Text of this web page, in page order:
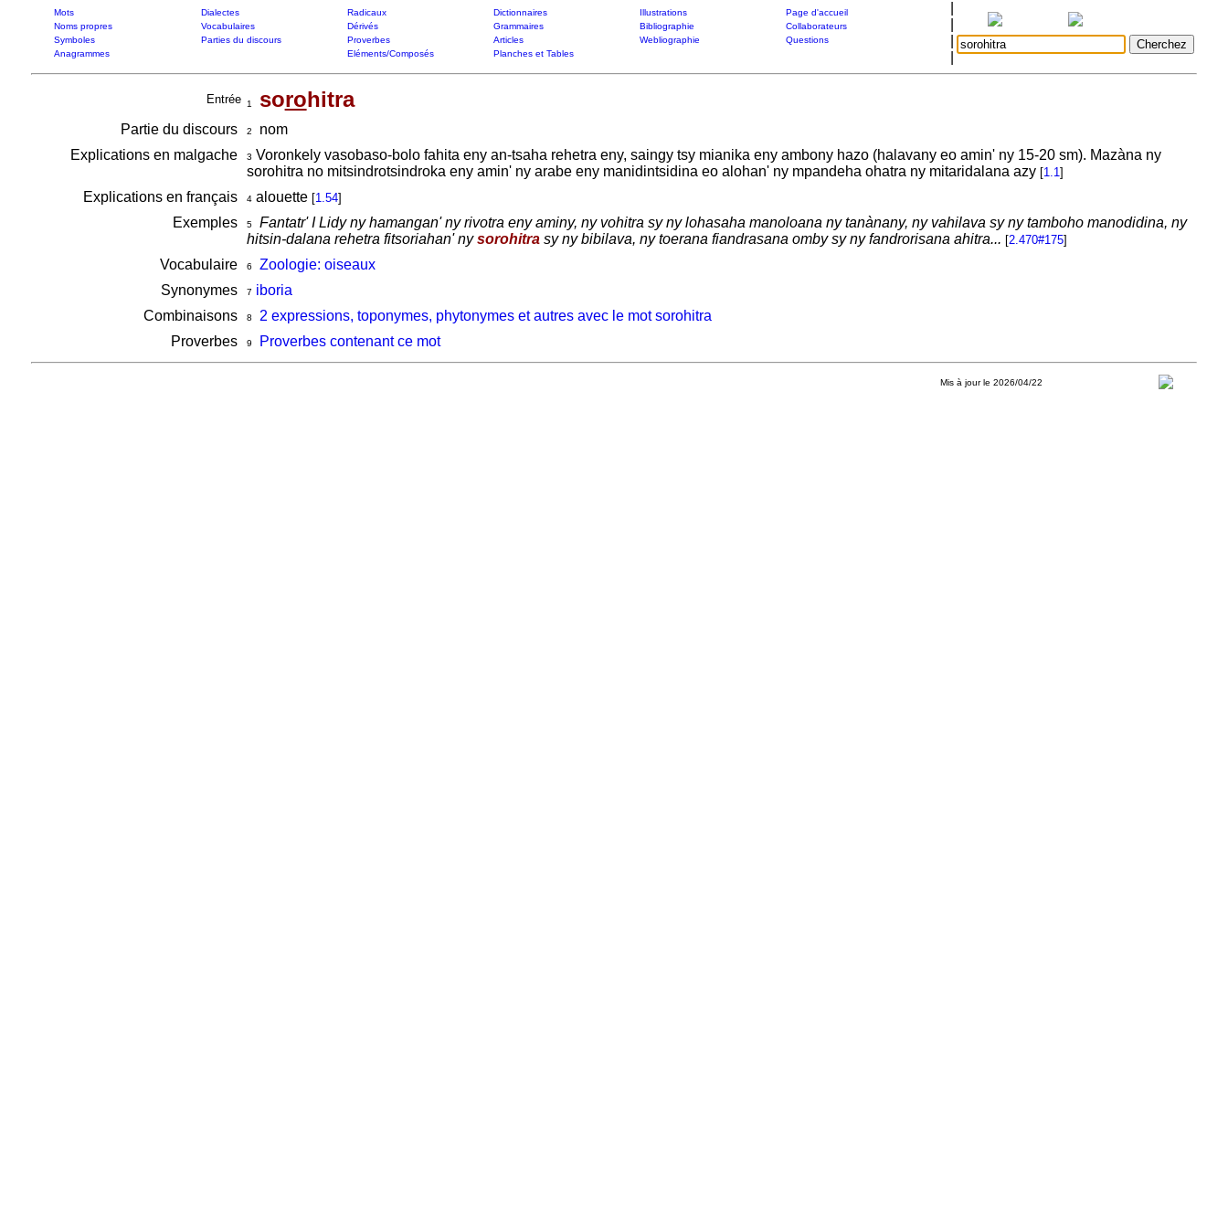
Mots Dialectes Radicaux Dictionnaires Illustrations
Page d'accueil
Noms propres
Vocabulaires Dérivés Grammaires Bibliographie
Collaborateurs
Symboles
Parties du discours Proverbes Articles Webliographie
Questions
Anagrammes
Eléments/Composés Planches et Tables
Entrée 1 sorohitra
Partie du discours 2
nom
Explications en malgache
3 Voronkely vasobaso-bolo fahita eny an-tsaha rehetra eny, saingy tsy mianika eny ambony hazo (halavany eo amin' ny 15-20 sm). Mazàna ny
sorohitra no mitsindrotsindroka eny amin' ny arabe eny manidintsidina eo alohan' ny mpandeha ohatra ny mitaridalana azy [1.1]
Explications en français 4alouette [1.54]
Exemples 5
Fantatr' I Lidy ny hamangan' ny rivotra eny aminy, ny vohitra sy ny lohasaha manoloana ny tanànany, ny vahilava sy ny tamboho manodidina, ny
hitsin-dalana rehetra fitsoriahan' nysorohitrasy ny bibilava, ny toerana fiandrasana omby sy ny fandrorisana ahitra... [2.470#175]
Vocabulaire 6
Zoologie: oiseaux
Synonymes
7 iboria
Combinaisons
8
2 expressions, toponymes, phytonymes et autres avec le mot sorohitra
Proverbes
9 Proverbes contenant ce mot
Mis à jour le 2026/04/22